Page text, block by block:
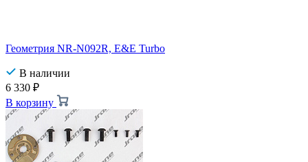
Геометрия NR-N092R, E&E Turbo
В наличии
6 330 ₽
В корзину